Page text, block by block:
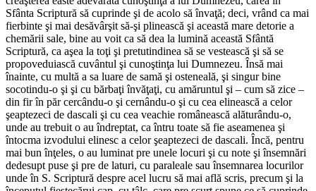
Sfânta Scriptură să cuprinde şi de acolo să învaţă; deci, vrând ca mai
fierbinte şi mai desăvârşit să-şi plinească şi această mare detorie a
chemării sale, bine au voit ca să dea la lumină această Sfântă
Scriptură, ca aşea la toţi şi pretutindinea să se vestească şi să se
propoveduiască cuvântul şi cunoştinţa lui Dumnezeu. Însă mai
înainte, cu multă a sa luare de samă şi osteneală, şi singur bine
socotindu-o şi şi cu bărbaţi învăţaţi, cu amăruntul şi – cum să zice –
din fir în păr cercându-o şi cernându-o şi cu cea elinească a celor
şeaptezeci de dascali şi cu cea veachie românească alăturându-o,
unde au trebuit o au îndreptat, ca întru toate să fie aseamenea şi
întocma izvodului elinesc a celor şeaptezeci de dascali. Încă, pentru
mai bun înţeles, o au luminat pre unele locuri şi cu note şi însemnări
dedesupt puse şi pre de laturi, cu paraleale sau însemnarea locurilor
unde în S. Scriptură despre acel lucru să mai află scris, precum şi la